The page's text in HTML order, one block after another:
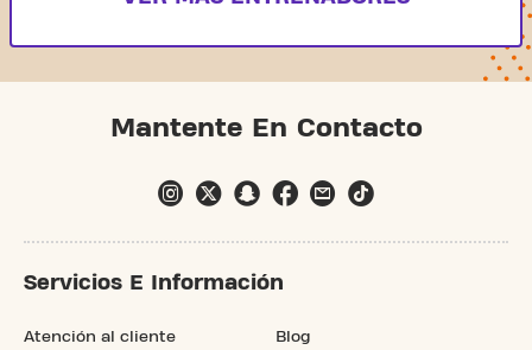
Mantente En Contacto
Servicios E Información
Atención al cliente Blog